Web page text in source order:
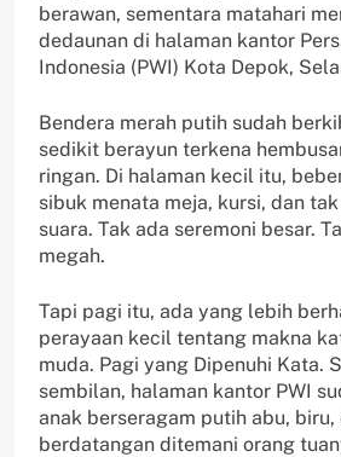
berawan, sementara matahari
dedaunan di halaman kantor
Indonesia (PWI) Kota Depok,
Bendera merah putih sudah
sedikit berayun terkena
ringan. Di halaman kecil itu,
sibuk menata meja, kursi, dan
suara. Tak ada seremoni besar.
megah.
Tapi pagi itu, ada yang lebih
perayaan kecil tentang makna
muda. Pagi yang Dipenuhi Kata.
sembilan, halaman kantor PWI
anak berseragam putih abu, biru,
berdatangan ditemani orang